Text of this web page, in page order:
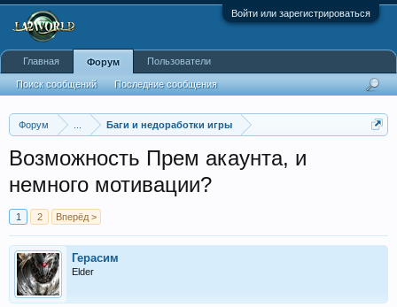
Войти или зарегистрироваться
Форум Баги и недоработки игры
Возможность Прем акаунта, и
немного мотивации?
1 2 Вперёд >
Герасим
Elder
Главная Форум
Поиск сообщений Последние сообщения
Пользователи